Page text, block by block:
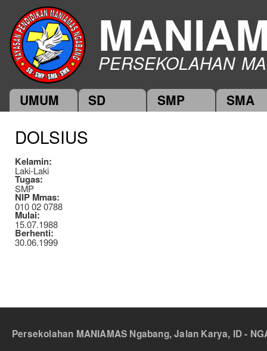
PERSEKOLAHAN
Main menu
UMUM SD SMP SMA
DOLSIUS
Kelamin:
Laki-Laki
Tugas:
SMP
NIP Mmas:
010 02 0788
Mulai:
15.07.1988
Berhenti:
30.06.1999
Persekolahan MANIAMAS Ngabang, Jalan Karya, ID -